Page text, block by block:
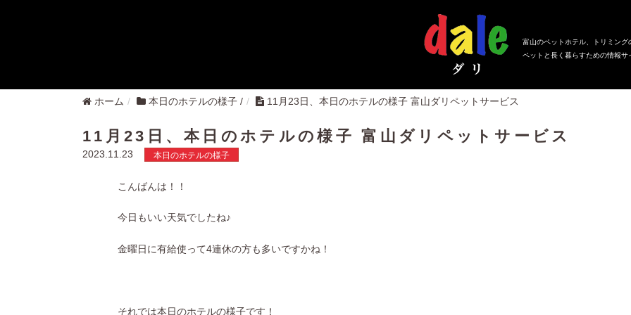
富山のペットホテル、トリミング
ペットと長く暮らすための情報サ
ホーム 本日のホテルの様子 / 11月23日、本日のホテルの様子 富山ダリペットサービス
11月23日、本日のホテルの様子 富山ダリペットサービス
2023.11.23 本日のホテルの様子
こんばんは！！
今日もいい天気でしたね♪
金曜日に有給使って4連休の方も多いですかね！
それでは本日のホテルの様子です！